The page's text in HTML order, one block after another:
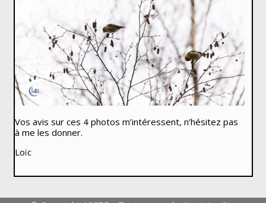
Vos avis sur ces 4 photos m’intéressent, n’hésitez pas
à me les donner.
Loïc